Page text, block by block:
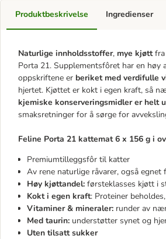
Produktbeskrivelse
Naturlige innholdsstoffer, mye kjøttfra
Porta 21. Supplementsfôret har en høy
oppskriftene er beriket med verdifulle
hjertet. Kjøttet er kokt i egen kraft, så
kjemiske konserveringsmidler er helt
smaksretninger for å sørge for
Feline Porta 21 kattemat 6 x 156 g i
Premiumtilleggsfôr til katter
Av rene naturlige råvarer, også
Høy kjøttandel: førsteklasses kjøtt i
Kokt i egen kraft: Proteiner
Vitaminer & mineraler: runder av
Med taurin: understøtter synet og
Uten tilsatt sukker
Ingredienser